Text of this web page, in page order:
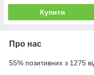
Купити
Про нас
55% позитивних з 1275